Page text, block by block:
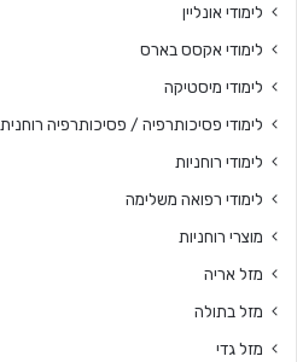
לימודי אונליין
לימודי אקסס בארס
לימודי מיסטיקה
לימודי פסיכותרפיה / פסיכותרפיה רוחנית
לימודי רוחניות
לימודי רפואה משלימה
מוצרי רוחניות
מזל אריה
מזל בתולה
מזל גדי